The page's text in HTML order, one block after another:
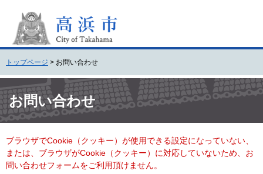
頭
で
す
。
飛
ば
し
て
本
へ
トップページ > お問い合わせ
文 お問い合わせ
ブラウザでCookie（クッキー）が使用できる設定になっていない、
または、ブラウザがCookie（クッキー）に対応していないため、お
問い合わせフォームをご利用頂けません。